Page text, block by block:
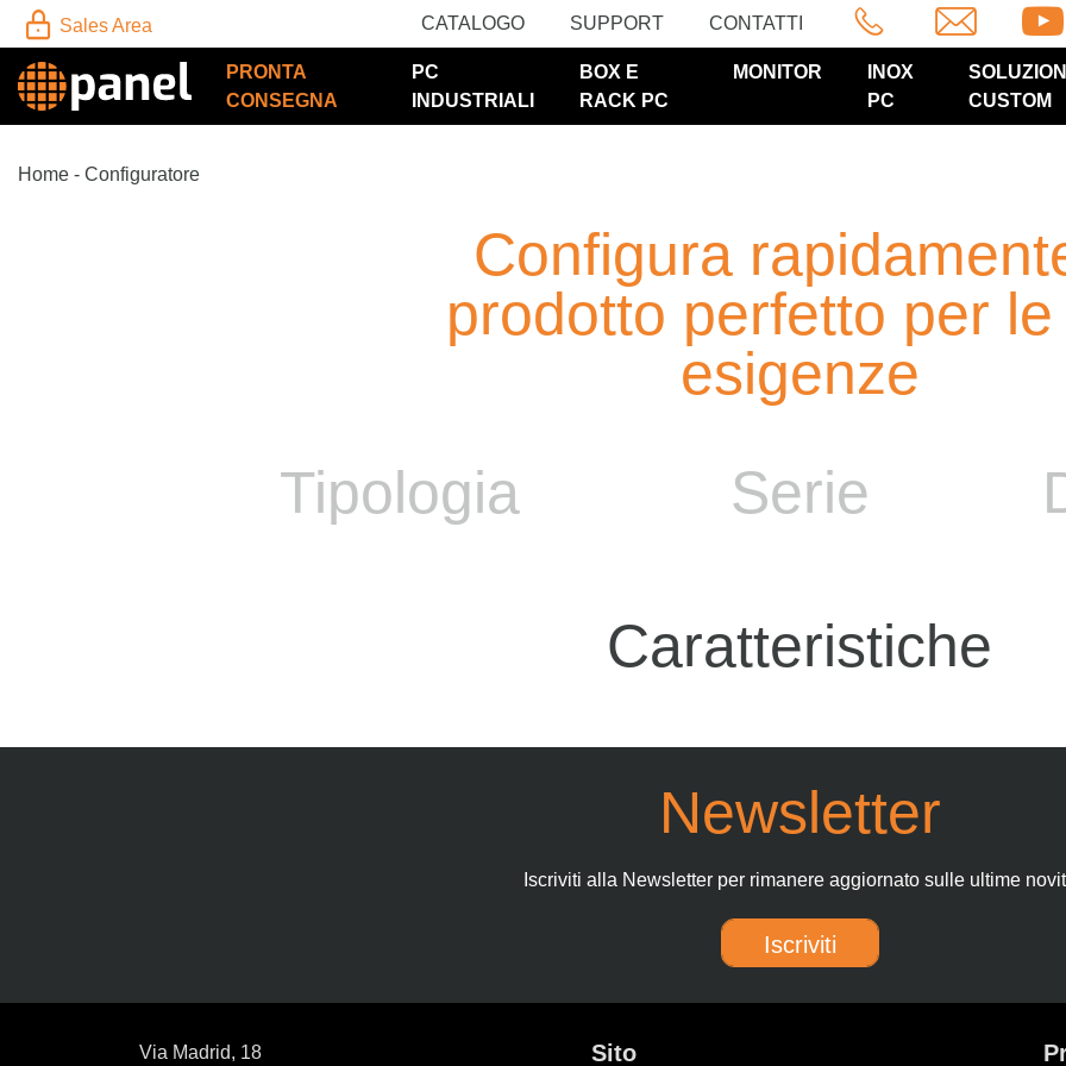
Sales Area CATALOGO SUPPORT CONTATTI
PRONTA
CONSEGNA
PC
INDUSTRIALI
BOX E
RACK PC
MONITOR
INOX
PC
SOLUZIONI
CUSTOM
Home - Configuratore
Configura
prodotto perfetto per le
esigenze
Tipologia
Serie
Caratteristiche
Newsletter
Iscriviti alla Newsletter per rimanere aggiornato sulle ultime
Iscriviti
Via Madrid, 18 Sito